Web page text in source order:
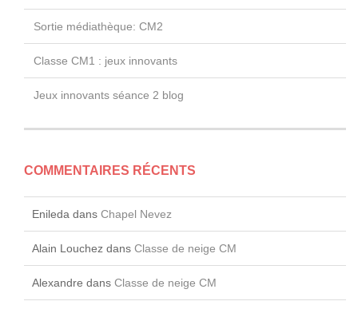
Sortie médiathèque: CM2
Classe CM1 : jeux innovants
Jeux innovants séance 2 blog
COMMENTAIRES RÉCENTS
Enileda dans Chapel Nevez
Alain Louchez dans Classe de neige CM
Alexandre dans Classe de neige CM